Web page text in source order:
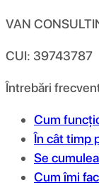
VAN
CUI: 39743787
Întrebări
Cum
În cât timp
Se
Cum îmi